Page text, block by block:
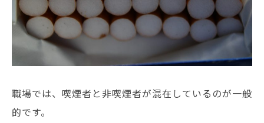
職場では、喫煙者と非喫煙者が混在しているのが一般
的です。